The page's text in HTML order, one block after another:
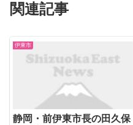
関連記事
伊東市
静岡・前伊東市長の田久保